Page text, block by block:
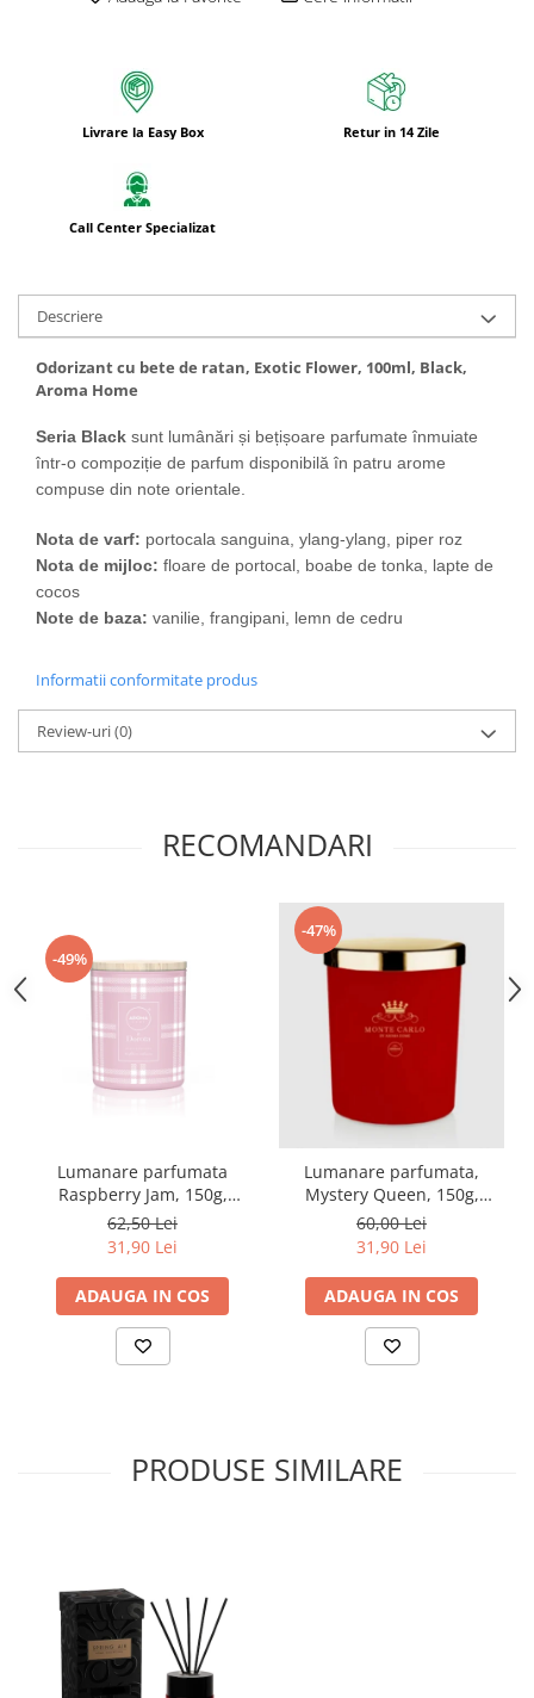
Livrare la Easy Box Retur in 14 Zile
Call Center Specializat
Descriere
Odorizant cu bete de ratan, Exotic Flower, 100ml, Black,
Aroma Home
Seria Black sunt lumânări și bețișoare parfumate înmuiate
într-o compoziție de parfum disponibilă în patru arome
compuse din note orientale.
Nota de varf: portocala sanguina, ylang-ylang, piper roz
Nota de mijloc: floare de portocal, boabe de tonka, lapte de
cocos
Note de baza: vanilie, frangipani, lemn de cedru
Informatii conformitate produs
Review-uri(0)
RECOMANDARI
-49%
Lumanare parfumata
Raspberry Jam, 150g,
Dorota & Aroma Home
62,50 Lei
31,90 Lei
ADAUGA IN COS
-47%
Lumanare parfumata,
Mystery Queen, 150g,
Monte Carlo
60,00 Lei
31,90 Lei
ADAUGA IN COS
PRODUSE SIMILARE